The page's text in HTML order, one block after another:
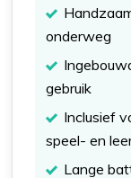
onderweg
gebruik
Inclusief
speel- en
Lange